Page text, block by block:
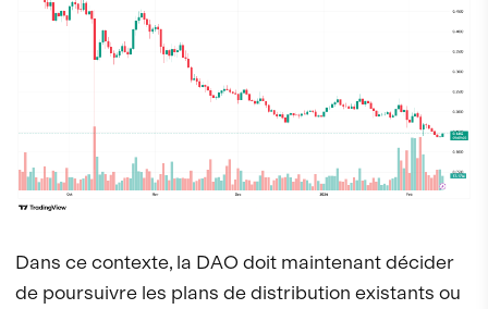
Dans ce contexte, la DAO doit maintenant décider
de poursuivre les plans de distribution existants ou